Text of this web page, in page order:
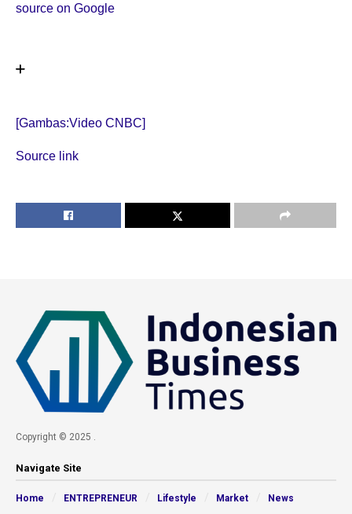
source on Google
[Gambas:Video CNBC]
Source link
Copyright © 2025 .
Navigate Site
Home ENTREPRENEUR Lifestyle Market News